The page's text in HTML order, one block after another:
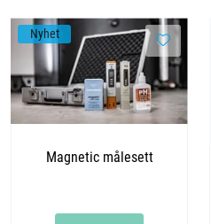
Nyhet
Magnetic målesett